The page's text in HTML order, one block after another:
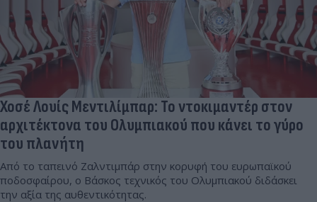
Χοσέ Λουίς Μεντιλίμπαρ: Το ντοκιμαντέρ στον
αρχιτέκτονα του Ολυμπιακού που κάνει το γύρο
του πλανήτη
Από το ταπεινό Ζαλντιμπάρ στην κορυφή του ευρωπαϊκού
ποδοσφαίρου, ο Βάσκος τεχνικός του Ολυμπιακού διδάσκει
την αξία της αυθεντικότητας.